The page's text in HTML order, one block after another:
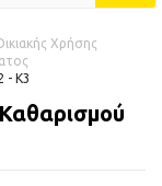
Χρήσης
- K3